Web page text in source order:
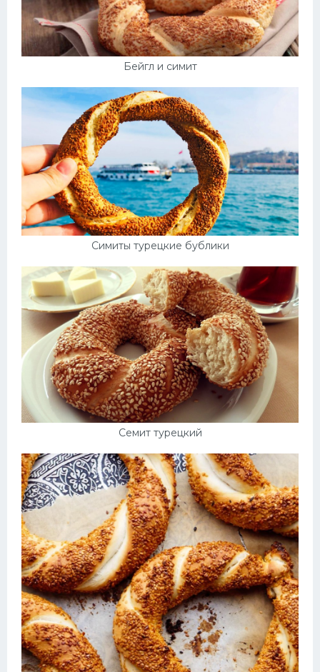
Бейгл и симит
Симиты турецкие бублики
Семит турецкий